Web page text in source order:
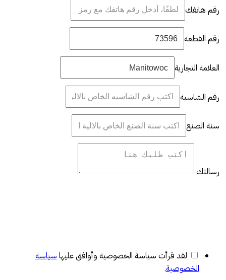
رقم هاتفك
رقم القطعة
العلامة التجارية
رقم الشاسيه
سنة الصنع
رسالتك
لقد قرأت سياسة الخصوصية وأوافق عليها سياسة
الخصوصية.